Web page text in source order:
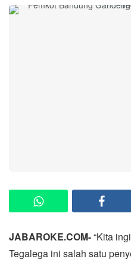
JABAROKE.COM-“Kita
Tegalega ini salah satu